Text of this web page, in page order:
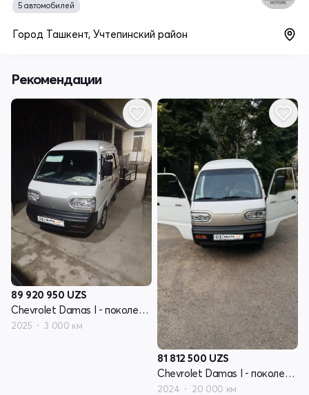
5 автомобилей
Город Ташкент, Учтепинский район
Рекомендации
89 920 950 UZS
Chevrolet Damas I - поколение
2025 3 000 км
81 812 500 UZS
Chevrolet Damas I - поколение
2024 20 000 км